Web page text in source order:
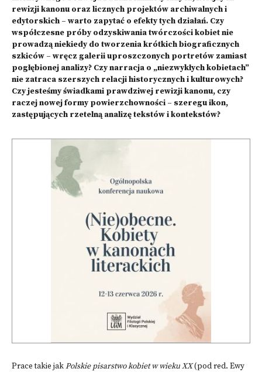
rewizji kanonu oraz licznych projektów archiwalnych i
edytorskich – warto zapytać o efekty tych działań. Czy
współczesne próby odzyskiwania twórczości kobiet nie
prowadzą niekiedy do tworzenia krótkich biograficznych
szkiców – wręcz galerii uproszczonych portretów zamiast
pogłębionej analizy? Czy narracja o „niezwykłych kobietach”
nie zatraca szerszych relacji historycznych i kulturowych?
Czy jesteśmy świadkami prawdziwej rewizji kanonu, czy
raczej nowej formy powierzchowności – szeregu ikon,
zastępujących rzetelną analizę tekstów i kontekstów?
Prace takie jakPolskie pisarstwo kobiet w wieku XX(pod red. Ewy